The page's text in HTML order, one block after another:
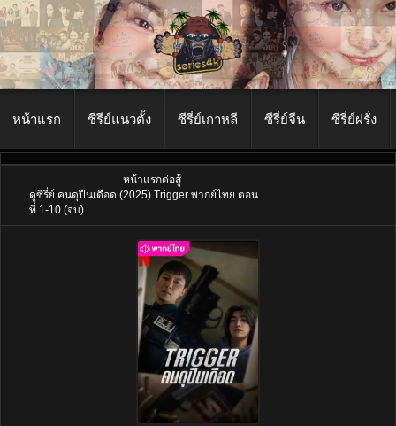
หน้าแรก ซีรีย์แนวตั้ง ซีรี่ย์เกาหลี ซีรี่ย์จีน ซีรี่ย์ฝรั่ง
หน้าแรกต่อสู้
ดูซีรี่ย์ คนดุปืนเดือด (2025) Trigger พากย์ไทย ตอน
ที่.1-10 (จบ)